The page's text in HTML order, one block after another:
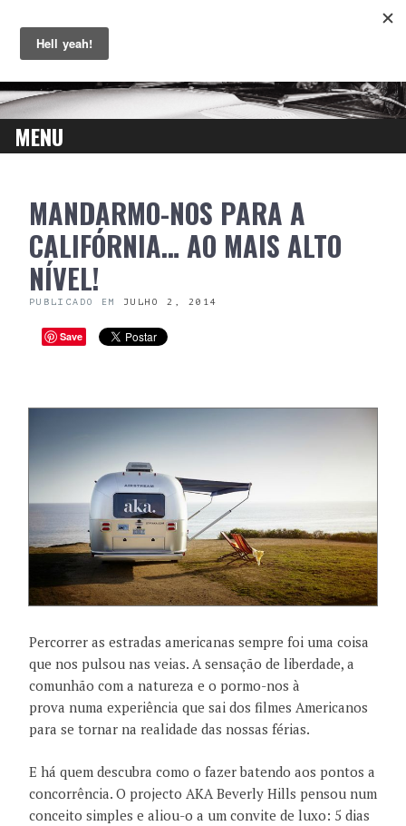
MENU
CONTENTMANDARMO-NOS PARA A
CALIFÓRNIA… AO MAIS ALTO
NÍVEL!
PUBLICADO EM JULHO 2, 2014
Save
Percorrer as estradas americanas sempre foi uma coisa
que nos pulsou nas veias. A sensação de liberdade, a
comunhão com a natureza e o pormo-nos à
prova numa experiência que sai dos filmes Americanos
para se tornar na realidade das nossas férias.
E há quem descubra como o fazer batendo aos pontos a
concorrência. O projecto AKA Beverly Hills pensou num
conceito simples e aliou-o a um convite de luxo: 5 dias